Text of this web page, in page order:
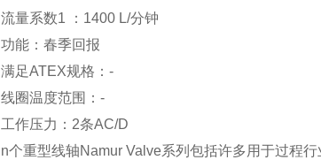
流量系数1 ： 1400 L/分钟
功能： 春季回报
满足ATEX规格： -
线圈温度范围： -
工作压力： 2条AC/D
n个重型线轴Namur Valve系列包括许多用于过程